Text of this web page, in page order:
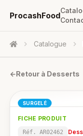
ProcashFood
Accueil Catalogue
←Retour à Desserts
SURGELÉ
FICHE PRODUIT
Réf. AR02462